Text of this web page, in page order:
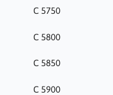
C 5750
C 5800
C 5850
C 5900